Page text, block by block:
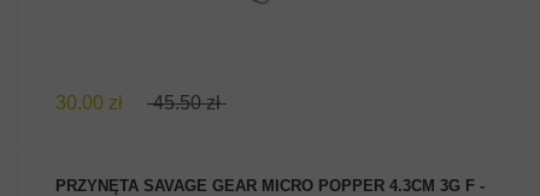
30.00 zł 45.50 zł
PRZYNĘTA SAVAGE GEAR MICRO POPPER 4.3CM 3G F -